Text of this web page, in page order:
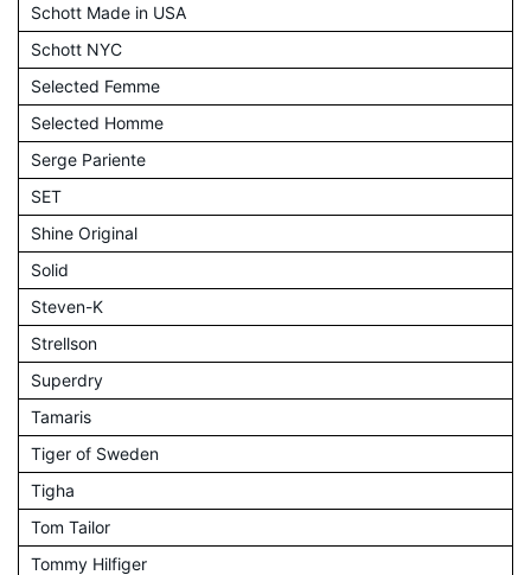
Schott Made in USA
Schott NYC
Selected Femme
Selected Homme
Serge Pariente
SET
Shine Original
Solid
Steven-K
Strellson
Superdry
Tamaris
Tiger of Sweden
Tigha
Tom Tailor
Tommy Hilfiger